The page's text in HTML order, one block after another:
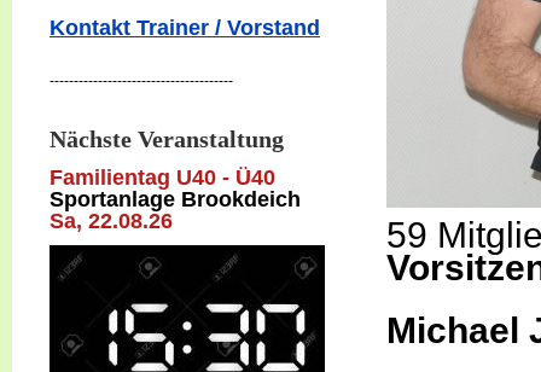
Kontakt Trainer / Vorstand
--------------------------------------
Nächste Veranstaltung
Familientag U40 - Ü40
Sportanlage Brookdeich
Sa, 22.08.26
59
Michael